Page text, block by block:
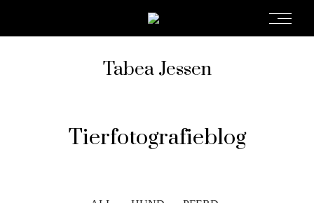
Tabea Jessen
Tierfotografieblog